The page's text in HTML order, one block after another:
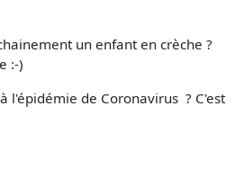
un enfant en crèche ?
:-)
l'épidémie de Coronavirus ? C'est